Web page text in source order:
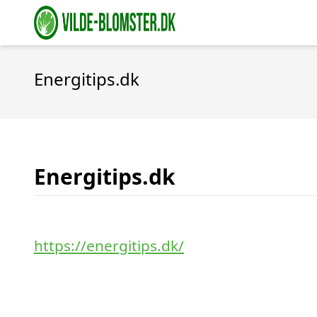
Energitips.dk
Energitips.dk
https://energitips.dk/